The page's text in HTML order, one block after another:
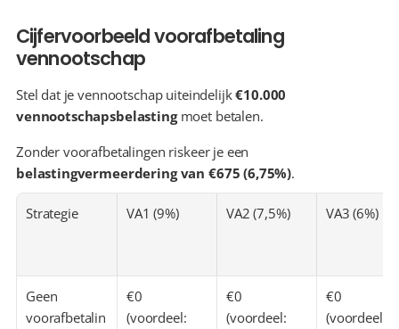
Cijfervoorbeeld voorafbetaling
vennootschap
Stel dat je vennootschap uiteindelijk €10.000
vennootschapsbelasting moet betalen.
belastingvermeerdering van €675 (6,75%).
Strategie VA1 (9%) VA2 (7,5%) VA3 (6%)
Geen
voorafbetalin
€0
(voordeel:
€0
(voordeel:
€0
(voordeel: